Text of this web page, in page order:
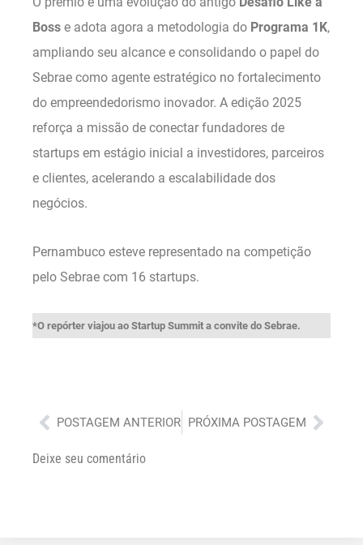
Boss e adota agora a metodologia do Programa 1K,
ampliando seu alcance e consolidando o papel do
Sebrae como agente estratégico no fortalecimento
do empreendedorismo inovador. A edição 2025
reforça a missão de conectar fundadores de
startups em estágio inicial a investidores, parceiros
e clientes, acelerando a escalabilidade dos
negócios.
Pernambuco esteve representado na competição
pelo Sebrae com 16 startups.
*O repórter viajou ao Startup Summit a convite do Sebrae.
Anterior
POSTAGEM ANTERIOR PRÓXIMA POSTAGEM
Deixe seu comentário